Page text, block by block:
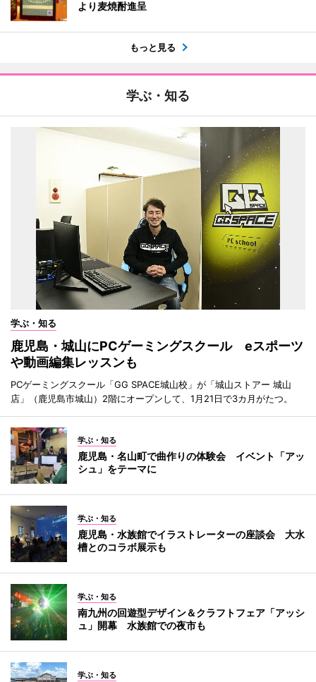
より麦焼酎進呈
もっと見る
学ぶ・知る
学ぶ・知る
鹿児島・城山にPCゲーミングスクール eスポーツ
や動画編集レッスンも
PCゲーミングスクール「GG SPACE城山校」が「城山ストアー 城山
店」（鹿児島市城山）2階にオープンして、1月21日で3カ月がたつ。
学ぶ・知る
鹿児島・名山町で曲作りの体験会 イベント「アッ
シュ」をテーマに
学ぶ・知る
鹿児島・水族館でイラストレーターの座談会 大水
槽とのコラボ展示も
学ぶ・知る
南九州の回遊型デザイン＆クラフトフェア「アッシ
ュ」開幕 水族館での夜市も
学ぶ・知る